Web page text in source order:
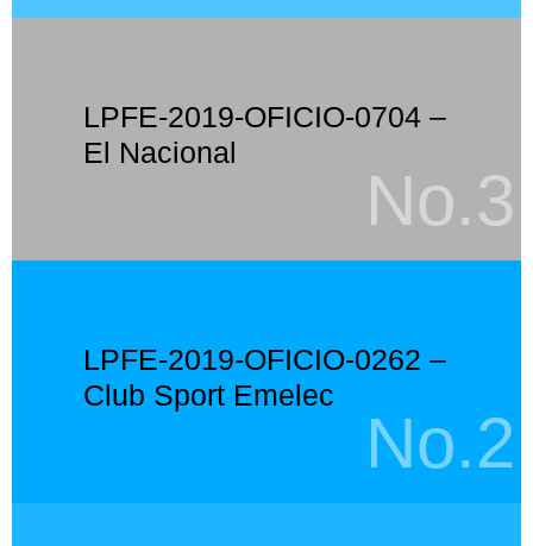
LPFE-2019-OFICIO-0704 –
El Nacional
No.3
LPFE-2019-OFICIO-0262 –
Club Sport Emelec
No.2